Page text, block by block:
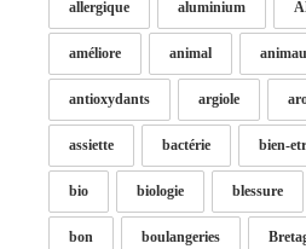
allergique aluminium
améliore animal
antioxydants argiole
assiette bactérie bien-
bio biologie blessure
bon boulangeries